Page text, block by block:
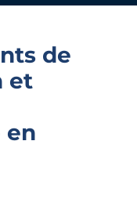
de
et
en